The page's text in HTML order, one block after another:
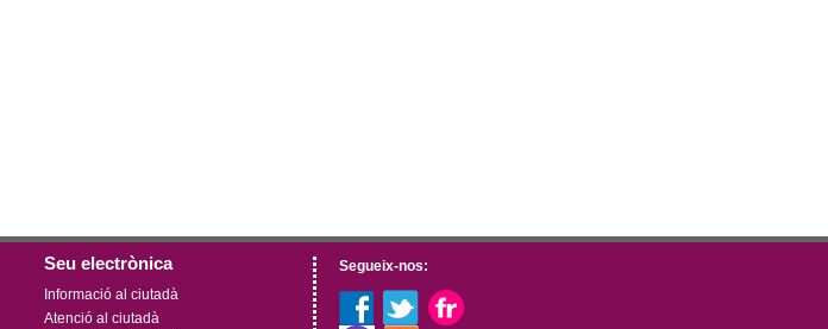
Seu electrònica
Informació al ciutadà
Atenció al ciutadà
Segueix-nos: